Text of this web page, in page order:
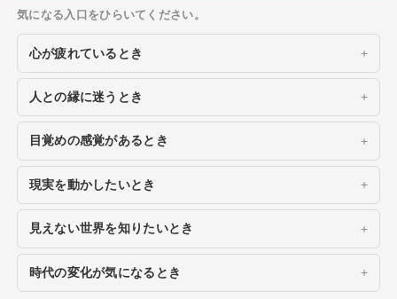
気になる入口をひらいてください。
心が疲れているとき
人との縁に迷うとき
目覚めの感覚があるとき
現実を動かしたいとき
見えない世界を知りたいとき
時代の変化が気になるとき